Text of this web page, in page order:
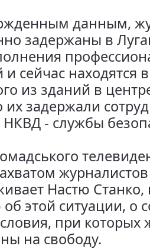
данным,
задержаны в
и сейчас находятся
из зданий в
их задержали
- службы
Настю Станко,
этой ситуации, о
при которых
на свободу.